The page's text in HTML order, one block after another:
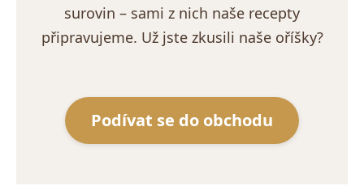
surovin – sami z nich naše recepty
připravujeme. Už jste zkusili naše oříšky?
Podívat se do obchodu